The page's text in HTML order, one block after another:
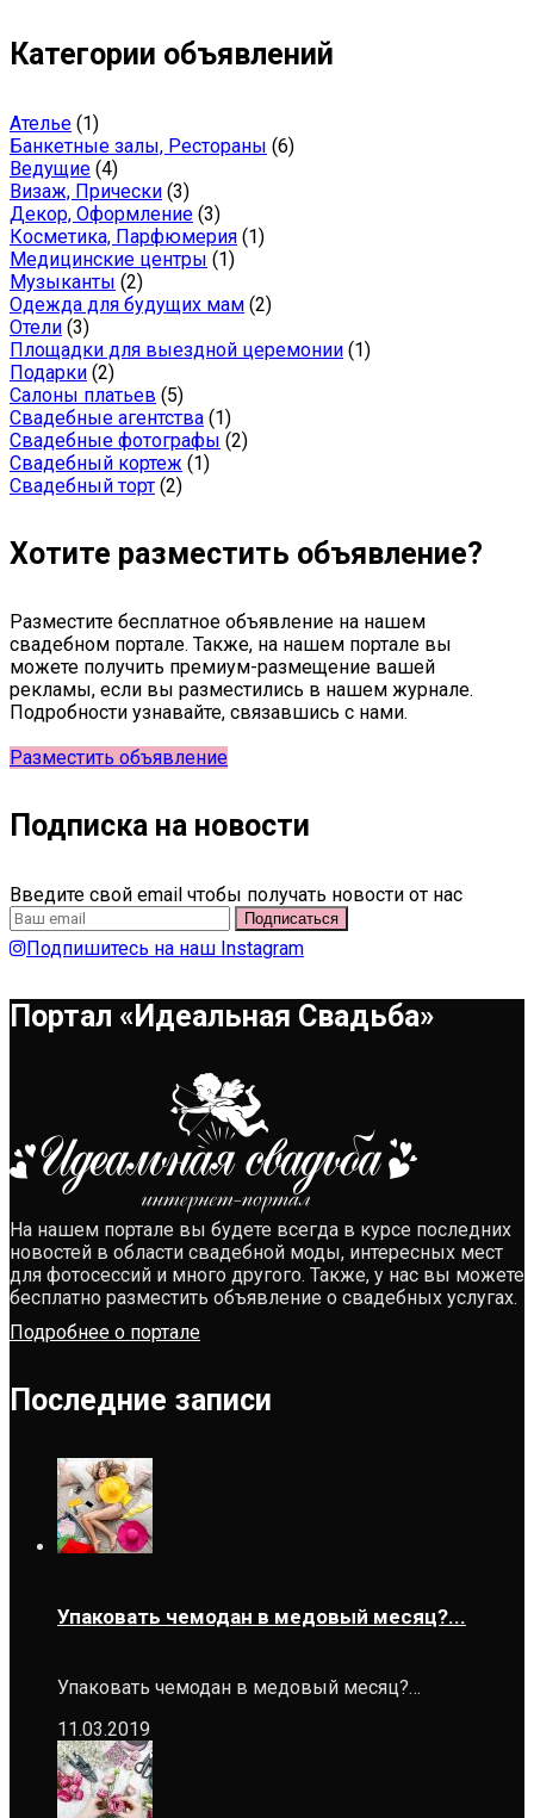
Категории объявлений
Ателье (1)
Банкетные залы, Рестораны (6)
Ведущие (4)
Визаж, Прически (3)
Декор, Оформление (3)
Косметика, Парфюмерия (1)
Медицинские центры (1)
Музыканты (2)
Одежда для будущих мам (2)
Отели (3)
Площадки для выездной церемонии (1)
Подарки (2)
Салоны платьев (5)
Свадебные агентства (1)
Свадебные фотографы (2)
Свадебный кортеж (1)
Свадебный торт (2)
Хотите разместить объявление?
Разместите бесплатное объявление на нашем
свадебном портале. Также, на нашем портале вы
можете получить премиум-размещение вашей
рекламы, если вы разместились в нашем журнале.
Подробности узнавайте, связавшись с нами.
Разместить объявление
Подписка на новости
Введите свой email чтобы получать новости от нас
Подпишитесь на наш Instagram
Портал «Идеальная Свадьба»
На нашем портале вы будете всегда в курсе последних
новостей в области свадебной моды, интересных мест
для фотосессий и много другого. Также, у нас вы можете
бесплатно разместить объявление о свадебных услугах.
Подробнее о портале
Последние записи
Упаковать чемодан в медовый месяц?...
Упаковать чемодан в медовый месяц?…
11.03.2019